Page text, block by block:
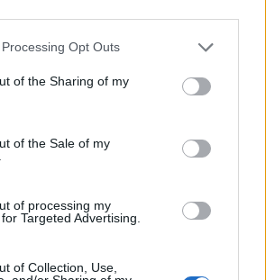
website/app uses one or more Google
or usage behaviour. You may click to
to Google and its third-party tags to
specified purposes in below Google
Opt Outs
of the Sharing of my
of the Sale of my
of processing my
Targeted Advertising.
of Collection, Use,
16.
tett közzé a
hogy megőrültek, gyorsan
feldolgozásról van szó, ...